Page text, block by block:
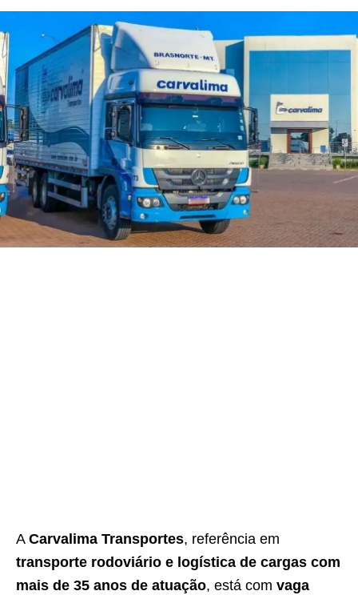
A Carvalima Transportes, referência em
transporte rodoviário e logística de cargas com
mais de 35 anos de atuação, está com vaga